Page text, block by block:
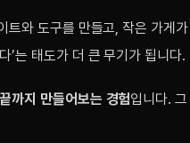
트와 도구를 만들고, 작은 가게가
’는 태도가 더 큰 무기가 됩니다.
까지 만들어보는 경험입니다. 그